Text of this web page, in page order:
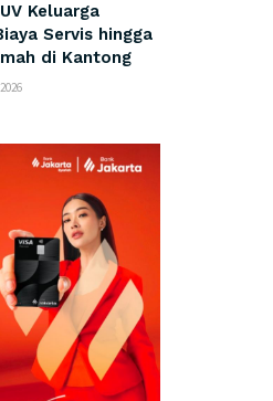
Keluarga
Servis hingga
di Kantong